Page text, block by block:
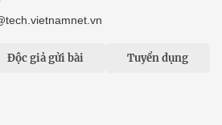
Độc giả gửi bài Tuyển dụng